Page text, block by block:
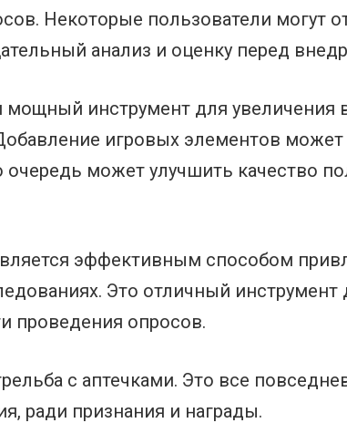
Некоторые пользователи могут
анализ и оценку перед
инструмент для увеличения
игровых элементов
может улучшить качество
эффективным способом
Это отличный
проведения опросов.
с аптечками. Это все
ради признания и награды.